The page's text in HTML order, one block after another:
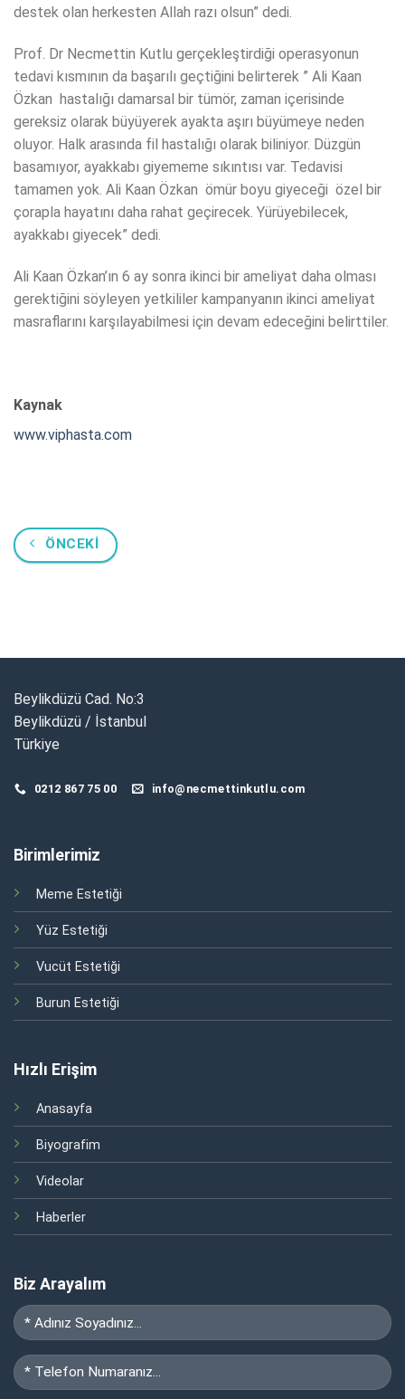
destek olan herkesten Allah razı olsun” dedi.
Prof. Dr Necmettin Kutlu gerçekleştirdiği operasyonun
tedavi kısmının da başarılı geçtiğini belirterek ” Ali Kaan
Özkan hastalığı damarsal bir tümör, zaman içerisinde
gereksiz olarak büyüyerek ayakta aşırı büyümeye neden
oluyor. Halk arasında fil hastalığı olarak biliniyor. Düzgün
basamıyor, ayakkabı giyememe sıkıntısı var. Tedavisi
tamamen yok. Ali Kaan Özkan ömür boyu giyeceği özel bir
çorapla hayatını daha rahat geçirecek. Yürüyebilecek,
ayakkabı giyecek” dedi.
Ali Kaan Özkan’ın 6 ay sonra ikinci bir ameliyat daha olması
gerektiğini söyleyen yetkililer kampanyanın ikinci ameliyat
masraflarını karşılayabilmesi için devam edeceğini belirttiler.
Kaynak
www.viphasta.com
ÖNCEKI
Beylikdüzü Cad. No:3
Beylikdüzü / İstanbul
Türkiye
0212 867 75 00 info@necmettinkutlu.com
Birimlerimiz
Meme Estetiği
Yüz Estetiği
Vucüt Estetiği
Burun Estetiği
Hızlı Erişim
Anasayfa
Biyografim
Videolar
Haberler
Biz Arayalım